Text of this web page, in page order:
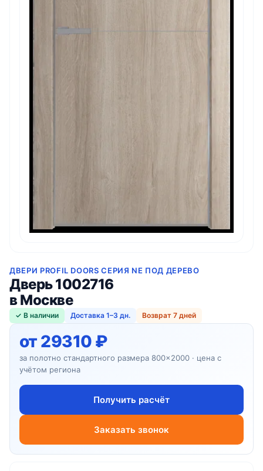
ДВЕРИ PROFIL DOORS СЕРИЯ NE ПОД ДЕРЕВО
Дверь 1002716
в Москве
✓ В наличии Доставка 1–3 дн. Возврат 7 дней
от 29310 ₽
за полотно стандартного размера 800×2000 · цена с
учётом региона
Получить расчёт
Заказать звонок